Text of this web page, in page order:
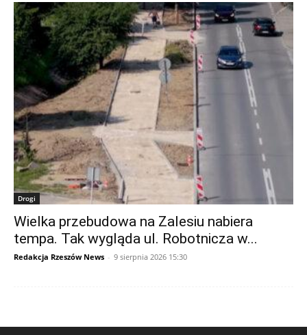
Drogi
Wielka przebudowa na Zalesiu nabiera
tempa. Tak wygląda ul. Robotnicza w...
Redakcja Rzeszów News - 9 sierpnia 2026 15:30